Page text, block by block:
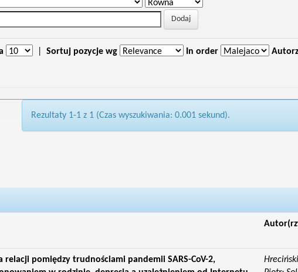
Sortuj pozycje wg In order
Rezultaty 1-1 z 1 (Czas wyszukiwania: 0.001 sekund).
relacji pomiędzy trudnościami pandemii SARS-CoV-2,